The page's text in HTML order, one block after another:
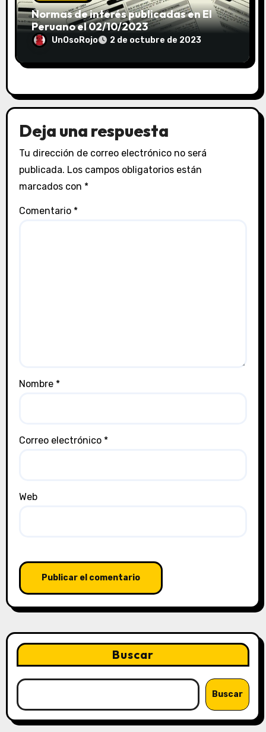
Normas de interés publicadas en El
Peruano el 02/10/2023
UnOsoRojo 2 de octubre de 2023
Deja una respuesta
Tu dirección de correo electrónico no será
publicada. Los campos obligatorios están
marcados con *
Comentario *
Nombre *
Correo electrónico *
Web
Buscar
Buscar